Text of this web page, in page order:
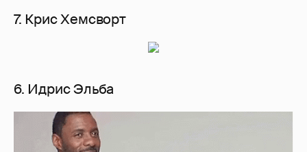
7. Крис Хемсворт
6. Идрис Эльба